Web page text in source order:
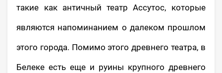
такие как античный театр Ассутос, которые
являются напоминанием о далеком прошлом
этого города. Помимо этого древнего театра, в
Белеке есть еще и руины крупного древнего